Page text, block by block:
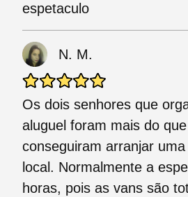
espetaculo
N. M.
Os dois senhores que
aluguel foram mais do
conseguiram arranjar
local. Normalmente a
horas, pois as vans são